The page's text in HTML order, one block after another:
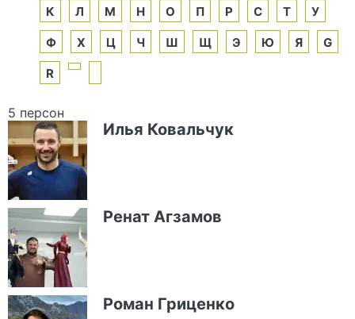
К Л М Н О П Р С Т У
Ф Х Ц Ч Ш Щ Э Ю Я G
R
5 персон
Илья Ковальчук
Ренат Агзамов
Роман Гриценко